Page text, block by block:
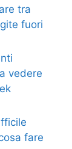
tra
fuori
vedere
fare